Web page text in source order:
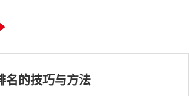
名的技巧与方法